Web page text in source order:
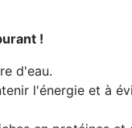
!
d'eau.
l'énergie et à